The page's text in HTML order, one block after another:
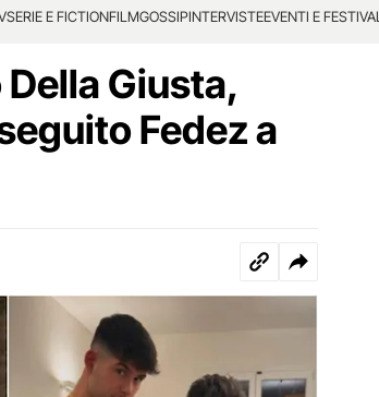
SERIE E FICTIONFILMGOSSIPINTERVISTEEVENTI E FESTIVAL
Giusta,
Fedez a